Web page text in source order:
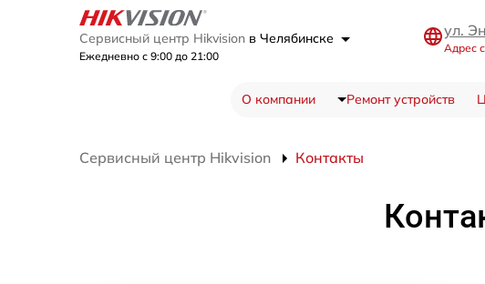
Сервисный центр Hikvision в Челябинске
Ежедневно с 9:00 до 21:00
ул.
Адрес
О компании Ремонт устройств
Сервисный центр Hikvision Контакты